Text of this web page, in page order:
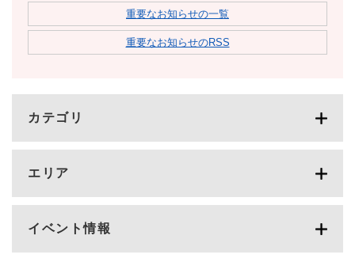
重要なお知らせの一覧
重要なお知らせのRSS
カテゴリ
エリア
イベント情報